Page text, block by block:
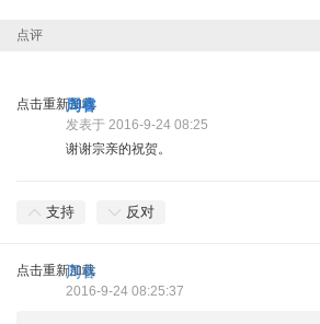
点评
点击重新加载
周睿
发表于 2016-9-24 08:25
谢谢宗亲的祝贺。
支持 反对
点击重新加载
周睿
2016-9-24 08:25:37